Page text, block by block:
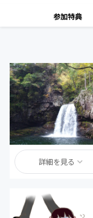
参加特典
詳細を見る